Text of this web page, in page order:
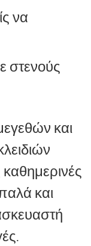
να
στενούς
και
και